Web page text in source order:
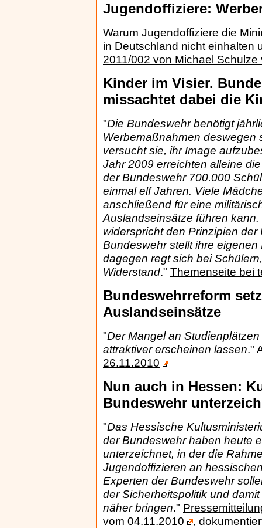
Jugendoffiziere:
Warum Jugendoffiziere die
in Deutschland nicht einhalten
2011/002 von Michael
Kinder im Visier.
missachtet dabei die
"Die Bundeswehr benötigt
Werbemaßnahmen deswegen
versucht sie, ihr Image
Jahr 2009 erreichten alleine
der Bundeswehr 700.000
einmal elf Jahren. Viele
anschließend für eine
Auslandseinsätze führen
widerspricht den Prinzipien
Bundeswehr stellt ihre
dagegen regt sich bei
Widerstand." Themenseite bei
Bundeswehrreform
Auslandseinsätze
"Der Mangel an
attraktiver erscheinen lassen."
26.11.2010
Nun auch in Hessen:
Bundeswehr
"Das Hessische
der Bundeswehr haben heute
unterzeichnet, in der die
Jugendoffizieren an
Experten der Bundeswehr
der Sicherheitspolitik und
näher bringen."
vom 04.11.2010
,